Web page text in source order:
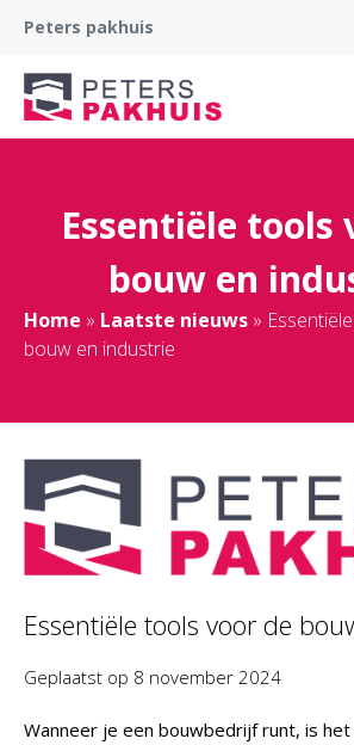
Peters pakhuis
Essentiële tools
bouw en
Home » Laatste nieuws »
bouw en industrie
Essentiële tools voor de
Geplaatst op 8 november 2024
Wanneer je een bouwbedrijf runt, is